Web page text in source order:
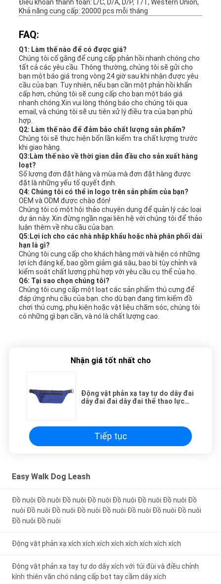
Điều khoản thanh toán: L/C, D/A, D/P, T/T, Western Union,
Khả năng cung cấp: 20000 pcs mỗi tháng
FAQ:
Q1: Làm thế nào để có được giá?
Chúng tôi cố gắng để cung cấp phản hồi nhanh chóng cho
tất cả các yêu cầu. Thông thường, chúng tôi sẽ gửi cho
bạn một báo giá trong vòng 24 giờ sau khi nhận được yêu
cầu của bạn. Tuy nhiên, nếu bạn cần một phản hồi khẩn
cấp hơn, chúng tôi sẽ cung cấp cho bạn một báo giá
nhanh chóng.Xin vui lòng thông báo cho chúng tôi qua
email, và chúng tôi sẽ ưu tiên xử lý điều tra của bạn phù
hợp.
Q2: Làm thế nào để đảm bảo chất lượng sản phẩm?
Chúng tôi sẽ thực hiện bốn lần kiểm tra chất lượng trước
khi giao hàng.
Q3:Làm thế nào về thời gian dẫn đầu cho sản xuất hàng
loạt?
Số lượng đơn đặt hàng và mùa mà đơn đặt hàng được
đặt là những yếu tố quyết định.
Q4: Chúng tôi có thể in logo trên sản phẩm của bạn?
OEM và ODM được chào đón!
Chúng tôi có một hội thảo chuyên dụng để quản lý các loại
dự án này. Xin đừng ngần ngại liên hệ với chúng tôi để thảo
luận thêm về nhu cầu của bạn.
Q5:Lợi ích cho các nhà nhập khẩu hoặc nhà phân phối dài
hạn là gì?
Chúng tôi cung cấp cho khách hàng mới và hiện có những
lợi ích đáng kể, bao gồm giảm giá sâu, bao bì tùy chỉnh và
kiểm soát chất lượng phù hợp với yêu cầu cụ thể của họ.
Q6: Tại sao chọn chúng tôi?
Chúng tôi cung cấp một loạt các sản phẩm thú cưng để
đáp ứng nhu cầu của bạn. cho dù bạn đang tìm kiếm đồ
chơi thú cưng, phụ kiện hoặc vật liệu chăm sóc, chúng tôi
có những gì bạn cần, và nó là chất lượng cao.
Nhận giá tốt nhất cho
Động vật phản xạ tay tự do dây đai
dây đai đai dây đai thể thao lực
Tiếp tục
Easy Walk Dog Leash
Đồ nuôi Đồ nuôi Đồ nuôi Đồ nuôi Đồ nuôi Đồ nuôi Đồ nuôi Đồ
nuôi Đồ nuôi Đồ nuôi Đồ nuôi Đồ nuôi Đồ nuôi Đồ nuôi Đồ nuôi
Đồ nuôi Đồ nuôi
Động vật phản xạ xích xích xích xích xích xích xích xích
Động vật phản xạ tay tự do dây xích với túi đùi và điều chỉnh
kính thiên văn chó nâng cấp bọt tay cầm dây xích